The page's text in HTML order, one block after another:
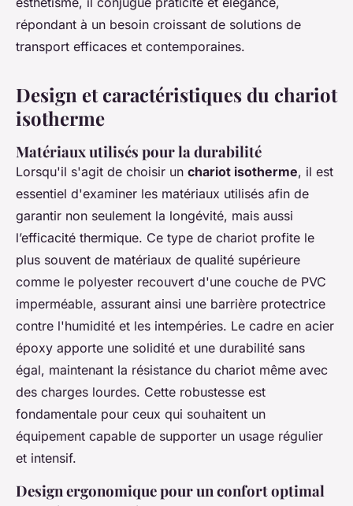
répondant à un besoin croissant de solutions de
transport efficaces et contemporaines.
Design et caractéristiques du chariot
isotherme
Matériaux utilisés pour la durabilité
Lorsqu'il s'agit de choisir un chariot isotherme, il est
essentiel d'examiner les matériaux utilisés afin de
garantir non seulement la longévité, mais aussi
l’efficacité thermique. Ce type de chariot profite le
plus souvent de matériaux de qualité supérieure
comme le polyester recouvert d'une couche de PVC
imperméable, assurant ainsi une barrière protectrice
contre l'humidité et les intempéries. Le cadre en acier
époxy apporte une solidité et une durabilité sans
égal, maintenant la résistance du chariot même avec
des charges lourdes. Cette robustesse est
fondamentale pour ceux qui souhaitent un
équipement capable de supporter un usage régulier
et intensif.
Design ergonomique pour un confort optimal